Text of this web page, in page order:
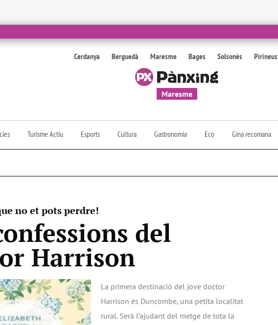
Cerdanya Berguedà Maresme Bages Solsonès Pirineus
Maresme
Turisme Actiu Esports Cultura Gastronomia Eco Gina recomana
no et pots perdre!
del
Harrison
La primera destinació del jove doctor
Harrison és Duncombe, una petita localitat
rural. Serà l’ajudant del metge de tota la